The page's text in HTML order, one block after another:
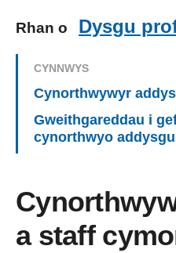
Rhan o Dysgu
CYNNWYS
Cynorthwywyr
Gweithgareddau i
cynorthwyo addysgu
a staff